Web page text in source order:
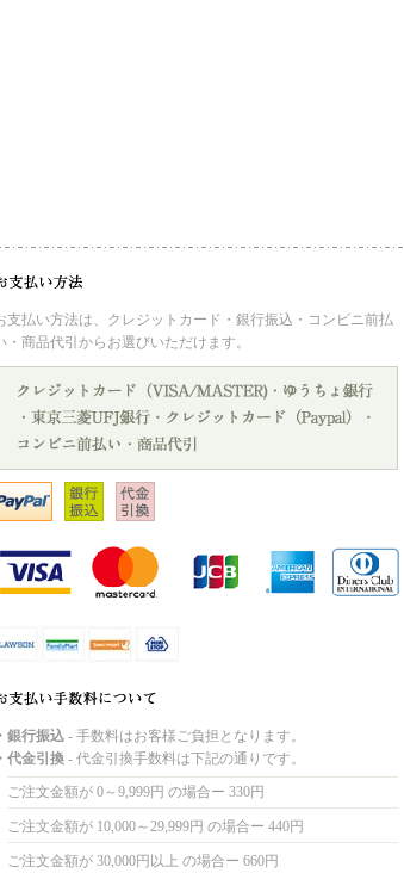
支払い方法は、クレジットカード・銀行振込・コンビニ前払
・商品代引からお選びいただけます。
銀行振込 - 手数料はお客様ご負担となります。
代金引換 - 代金引換手数料は下記の通りです。
ご注文金額が 0～9,999円 の場合ー 330円
ご注文金額が 10,000～29,999円 の場合ー 440円
ご注文金額が 30,000円以上 の場合ー 660円